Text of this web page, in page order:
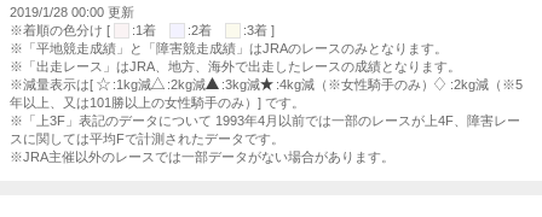
2019/1/28 00:00 更新
※着順の色分け [
:1着 :2着
:3着 ]
※「平地競走成績」と「障害競走成績」はJRAのレースのみとなります。
※「出走レース」はJRA、地方、海外で出走したレースの成績となります。
※減量表示は[
:1kg減 :2kg減 :3kg減 :4kg減（※女性騎手のみ）
:2kg減（※5
年以上、又は101勝以上の女性騎手のみ）] です。
※「上3F」表記のデータについて 1993年4月以前では一部のレースが上4F、障害レー
スに関しては平均Fで計測されたデータです。
※JRA主催以外のレースでは一部データがない場合があります。